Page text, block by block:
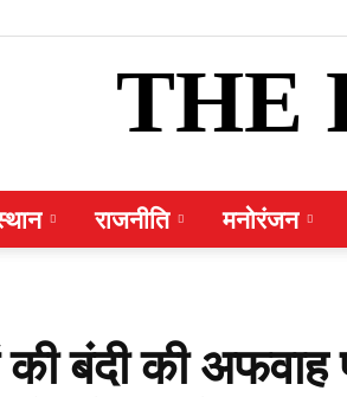
THE
राजनीति मनोरंजन
बंदी की अफवाह